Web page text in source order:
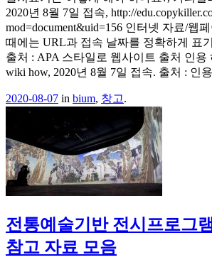
2020년 8월 7일 접속, http://
mod=document&uid=156 인터넷 자료/웹
때에는 URL과 접속 날짜를 정확하게
출처 : APA 스타일로 웹사이트 출처 인용
wiki how, 2020년 8월 7일 접속. 출처 : 인
2020-08-07 in bium, 창고.
전통예술기반 전시프로그
참고 자료 모음